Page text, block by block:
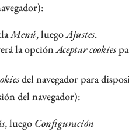
Menú, luegoAjustes.
la opciónAceptar cookies
del navegador para
del navegador):
, luego Configuración